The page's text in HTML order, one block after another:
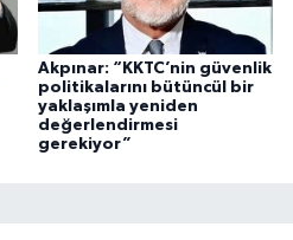
Akpınar: “KKTC’nin güvenlik
politikalarını bütüncül bir
yaklaşımla yeniden
değerlendirmesi
gerekiyor”